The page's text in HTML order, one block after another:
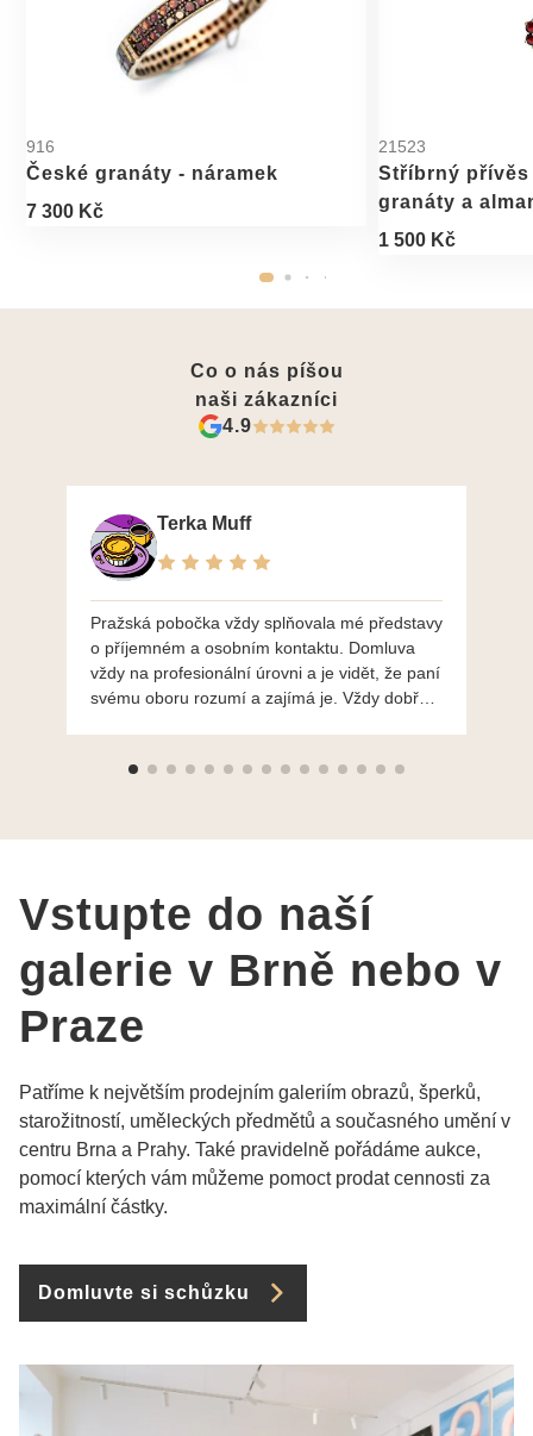
916
České granáty - náramek
7 300 Kč
21523
Stříbrný přívěs
granáty a
1 500 Kč
Co o nás píšou
naši zákazníci
4.9
Terka Muff
Pražská pobočka vždy splňovala mé představy
o příjemném a osobním kontaktu. Domluva
vždy na profesionální úrovni a je vidět, že paní
svému oboru rozumí a zajímá je. Vždy dobře a
výběru, jak už bylo napsáno - na požádání
Vstupte do naší
galerie v Brně nebo v
Praze
Patříme k největším prodejním galeriím obrazů, šperků,
starožitností, uměleckých předmětů a současného umění v
centru Brna a Prahy. Také pravidelně pořádáme aukce,
pomocí kterých vám můžeme pomoct prodat cennosti za
maximální částky.
Domluvte si schůzku